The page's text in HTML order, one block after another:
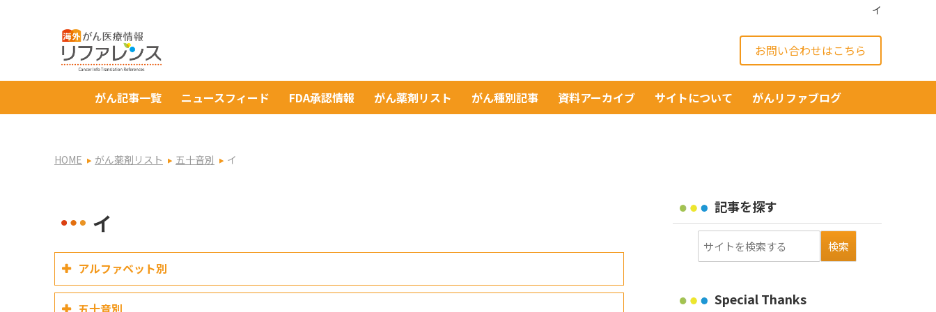
イ
お問い合わせはこちら
がん記事一覧 ニュースフィード FDA承認情報 がん薬剤リスト がん種別記事 資料アーカイブ サイトについて がんリファブログ
HOME がん薬剤リスト 五十音別 イ
イ
アルファベット別
五十音別
記事を探す
Special Thanks